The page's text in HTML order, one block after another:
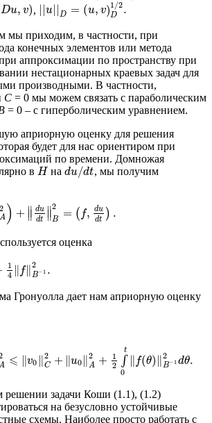
Du, v), ||u D = (u, v)1 /2
D .
мы приходим, в частности, при
конечных элементов или метода
аппроксимации по пространству при
нестационарных краевых задач для
производными. В частности,
C = 0 мы можем связать с параболическим
= 0 – с гиперболическим уравнением.
априорную оценку для решения
будет для нас ориентиром при
по времени. Домножая
в H наdu/dt, мы получим
2
A ) + ∥
∥ du
dt
∥
∥
2
B = ( f, du
dt ) .
оценка
1
4 ∥ f∥2
B−1 .
Гронуолла дает нам априорную оценку
⩽ ∥v0 ∥2
C + ∥u0 ∥2
A +
1
2
∫
0
t
∥ f(θ) ∥2
B−1 dθ.
задачи Коши (1.1), (1.2)
на безусловно устойчивые
схемы. Наиболее просто работать с